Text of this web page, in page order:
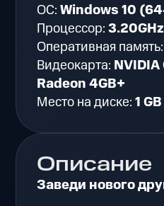
Описание
Заведи нового
ОС:Windows 10
Процессор:3.20GHz
Оперативная
Видеокарта: NVIDIA
Radeon 4GB+
Место на диске:1 GB